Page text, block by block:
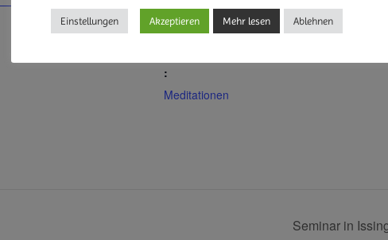
Datum:
Januar 21
:
Meditationen
Seminar in
Einstellungen Akzeptieren Mehr lesen Ablehnen